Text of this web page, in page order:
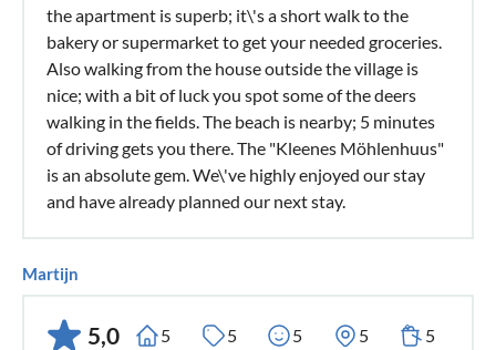
the apartment is superb; it\'s a short walk to the
bakery or supermarket to get your needed groceries.
Also walking from the house outside the village is
nice; with a bit of luck you spot some of the deers
walking in the fields. The beach is nearby; 5 minutes
of driving gets you there. The "Kleenes Möhlenhuus"
is an absolute gem. We\'ve highly enjoyed our stay
and have already planned our next stay.
Martijn
5,0 5 5 5 5 5